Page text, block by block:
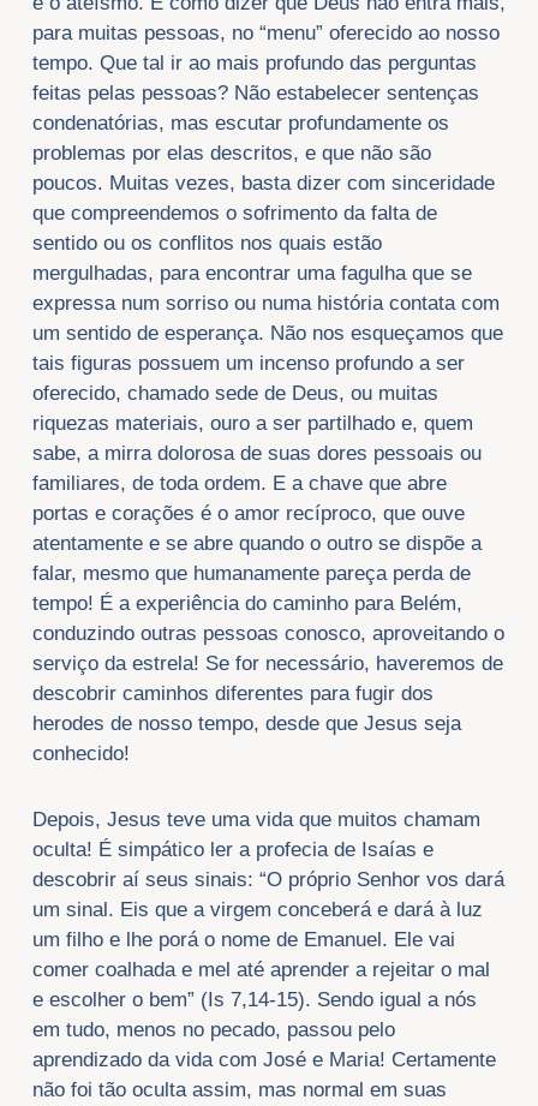
para muitas pessoas, no “menu” oferecido ao nosso
tempo. Que tal ir ao mais profundo das perguntas
feitas pelas pessoas? Não estabelecer sentenças
condenatórias, mas escutar profundamente os
problemas por elas descritos, e que não são
poucos. Muitas vezes, basta dizer com sinceridade
que compreendemos o sofrimento da falta de
sentido ou os conflitos nos quais estão
mergulhadas, para encontrar uma fagulha que se
expressa num sorriso ou numa história contata com
um sentido de esperança. Não nos esqueçamos que
tais figuras possuem um incenso profundo a ser
oferecido, chamado sede de Deus, ou muitas
riquezas materiais, ouro a ser partilhado e, quem
sabe, a mirra dolorosa de suas dores pessoais ou
familiares, de toda ordem. E a chave que abre
portas e corações é o amor recíproco, que ouve
atentamente e se abre quando o outro se dispõe a
falar, mesmo que humanamente pareça perda de
tempo! É a experiência do caminho para Belém,
conduzindo outras pessoas conosco, aproveitando o
serviço da estrela! Se for necessário, haveremos de
descobrir caminhos diferentes para fugir dos
herodes de nosso tempo, desde que Jesus seja
conhecido!
Depois, Jesus teve uma vida que muitos chamam
oculta! É simpático ler a profecia de Isaías e
descobrir aí seus sinais: “O próprio Senhor vos dará
um sinal. Eis que a virgem conceberá e dará à luz
um filho e lhe porá o nome de Emanuel. Ele vai
comer coalhada e mel até aprender a rejeitar o mal
e escolher o bem” (Is 7,14-15). Sendo igual a nós
em tudo, menos no pecado, passou pelo
aprendizado da vida com José e Maria! Certamente
não foi tão oculta assim, mas normal em suas